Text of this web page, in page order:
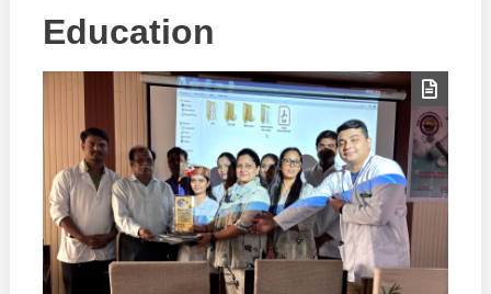
Education